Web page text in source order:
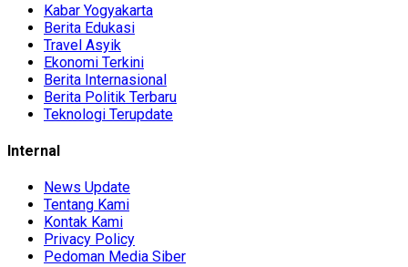
Kabar Yogyakarta
Berita Edukasi
Travel Asyik
Ekonomi Terkini
Berita Internasional
Berita Politik Terbaru
Teknologi Terupdate
Internal
News Update
Tentang Kami
Kontak Kami
Privacy Policy
Pedoman Media Siber